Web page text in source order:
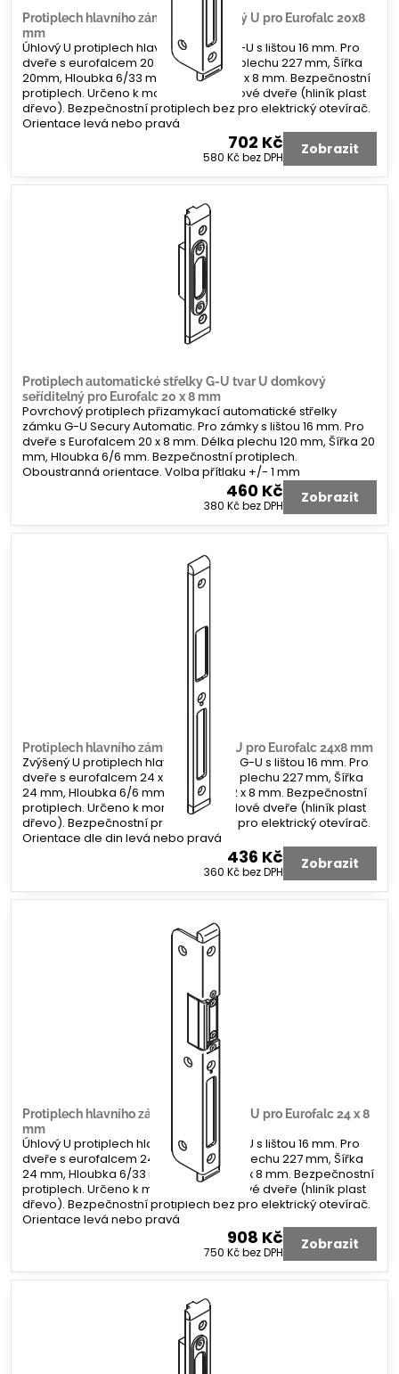
Protiplech hlavního zámku G-U úhlový U pro Eurofalc 20x8
mm
Úhlový U protiplech hlavního zámku G-U s lištou 16 mm. Pro
dveře s eurofalcem 20 x 8 mm. Délka plechu 227 mm, Šířka
20mm, Hloubka 6/33 mm. Koncovka 2 x 8 mm. Bezpečnostní
protiplech. Určeno k montáži na profilové dveře (hliník plast
dřevo). Bezpečnostní protiplech bez pro elektrický otevírač.
Orientace levá nebo pravá
702 Kč
580 Kčbez DPH Zobrazit
Protiplech automatické střelky G-U tvar U domkový
seříditelný pro Eurofalc 20 x 8 mm
Povrchový protiplech přizamykací automatické střelky
zámku G-U Secury Automatic. Pro zámky s lištou 16 mm. Pro
dveře s Eurofalcem 20 x 8 mm. Délka plechu 120 mm, Šířka 20
mm, Hloubka 6/6 mm. Bezpečnostní protiplech.
Oboustranná orientace. Volba přítlaku +/- 1 mm
460 Kč
380 Kčbez DPH Zobrazit
Protiplech hlavního zámku G-U tvar U pro Eurofalc 24x8 mm
Zvýšený U protiplech hlavního zámku G-U s lištou 16 mm. Pro
dveře s eurofalcem 24 x 8 mm. Délka plechu 227 mm, Šířka
24 mm, Hloubka 6/6 mm. Koncovka 2 x 8 mm. Bezpečnostní
protiplech. Určeno k montáži na profilové dveře (hliník plast
dřevo). Bezpečnostní protiplech bez pro elektrický otevírač.
Orientace dle din levá nebo pravá
436 Kč
360 Kčbez DPH Zobrazit
Protiplech hlavního zámku G-U úhlový U pro Eurofalc 24 x 8
mm
Úhlový U protiplech hlavního zámku G-U s lištou 16 mm. Pro
dveře s eurofalcem 24 x 8 mm. Délka plechu 227 mm, Šířka
24 mm, Hloubka 6/33 mm. Koncovka 2 x 8 mm. Bezpečnostní
protiplech. Určeno k montáži na profilové dveře (hliník plast
dřevo). Bezpečnostní protiplech bez pro elektrický otevírač.
Orientace levá nebo pravá
908 Kč
750 Kčbez DPH Zobrazit